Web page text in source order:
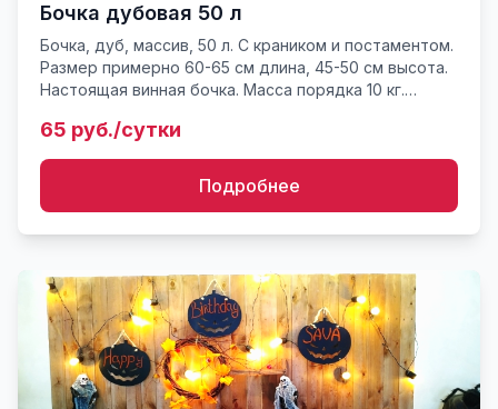
Бочка дубовая 50 л
Бочка, дуб, массив, 50 л. С краником и постаментом.
Размер примерно 60-65 см длина, 45-50 см высота.
Настоящая винная бочка. Масса порядка 10 кг.
65 руб./сутки
Подробнее